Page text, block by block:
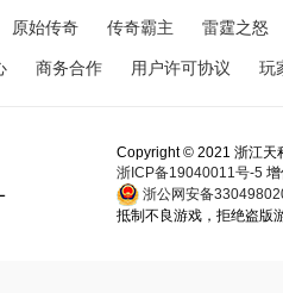
原始传奇 传奇霸主 雷霆之怒
商务合作 用户许可协议 玩
Copyright © 2021 浙江天
浙ICP备19040011号-5
浙公网安备
抵制不良游戏，拒绝盗版